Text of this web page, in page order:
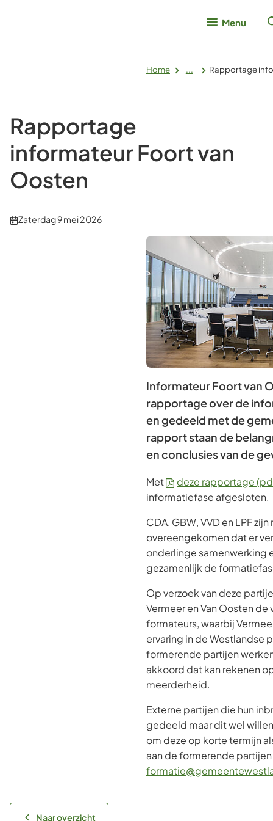
Menu
Home ... Rapportage
Rapportage
informateur Foort van
Oosten
Publicatiedatum:
Zaterdag 9 mei 2026
Informateur Foort van
rapportage over de
en gedeeld met de
rapport staan de
en conclusies van de
Met deze rapportage
informatiefase afgesloten.
CDA, GBW, VVD en LPF
overeengekomen dat er
onderlinge samenwerking
gezamenlijk de
Op verzoek van deze
Vermeer en Van Oosten
formateurs, waarbij
ervaring in de Westlandse
formerende partijen
akkoord dat kan rekenen
meerderheid.
Externe partijen die hun
gedeeld maar dit wel
om deze op korte termijn
aan de formerende
Naar overzicht